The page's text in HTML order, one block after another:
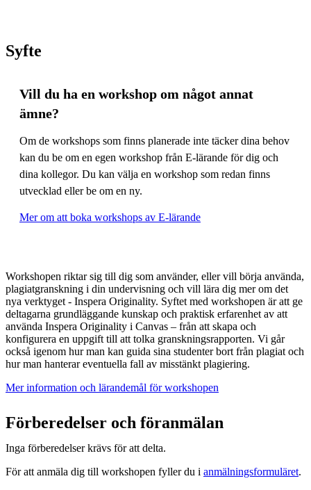
Syfte
Vill du ha en workshop om något annat
ämne?
Om de workshops som finns planerade inte täcker dina behov
kan du be om en egen workshop från E-lärande för dig och
dina kollegor. Du kan välja en workshop som redan finns
utvecklad eller be om en ny.
Mer om att boka workshops av E-lärande
Workshopen riktar sig till dig som använder, eller vill börja använda,
plagiatgranskning i din undervisning och vill lära dig mer om det
nya verktyget - Inspera Originality. Syftet med workshopen är att ge
deltagarna grundläggande kunskap och praktisk erfarenhet av att
använda Inspera Originality i Canvas – från att skapa och
konfigurera en uppgift till att tolka granskningsrapporten. Vi går
också igenom hur man kan guida sina studenter bort från plagiat och
hur man hanterar eventuella fall av misstänkt plagiering.
Mer information och lärandemål för workshopen
Förberedelser och föranmälan
Inga förberedelser krävs för att delta.
För att anmäla dig till workshopen fyller du i anmälningsformuläret.